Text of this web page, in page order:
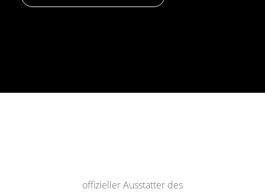
offizieller Ausstatter des